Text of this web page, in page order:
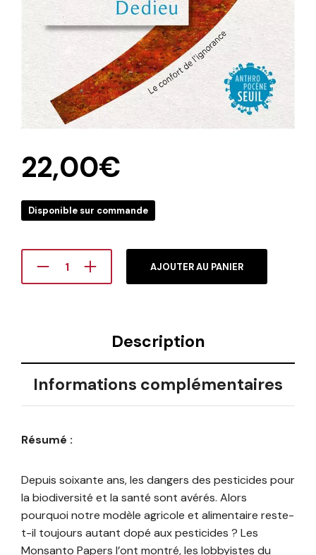
22,00€
Disponible sur commande
AJOUTER AU PANIER
Description
Informations complémentaires
Résumé :
Depuis soixante ans, les dangers des pesticides pour
la biodiversité et la santé sont avérés. Alors
pourquoi notre modèle agricole et alimentaire reste-
t-il toujours autant dopé aux pesticides ? Les
Monsanto Papers l’ont montré, les lobbyistes du